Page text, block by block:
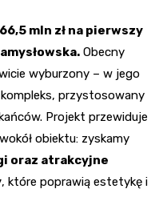
mln zł na pierwszy
Obecny
wyburzony – w jego
przystosowany
Projekt przewiduje
obiektu: zyskamy
oraz atrakcyjne
, które poprawią estetykę i